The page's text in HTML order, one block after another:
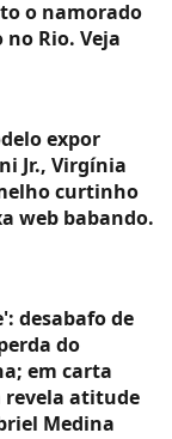
o namorado
no Rio. Veja
expor
Jr., Virgínia
curtinho
web babando.
desabafo de
do
em carta
atitude
Medina